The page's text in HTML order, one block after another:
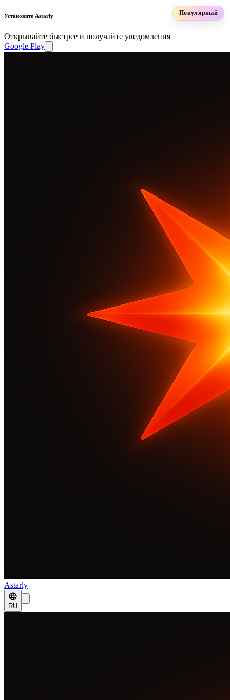
Установите Astarly
Открывайте быстрее и получайте уведомления
Google Play
Astarly
RU
Популярный